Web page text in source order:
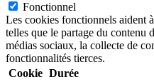
Fonctionnel
Les cookies fonctionnels aident
telles que le partage du contenu
médias sociaux, la collecte de
fonctionnalités tierces.
Cookie Durée